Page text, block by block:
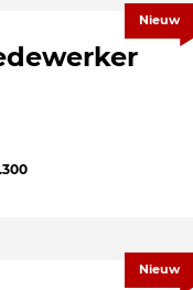
Nieuw
Nieuw